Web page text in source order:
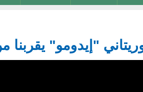
"إيدومو"